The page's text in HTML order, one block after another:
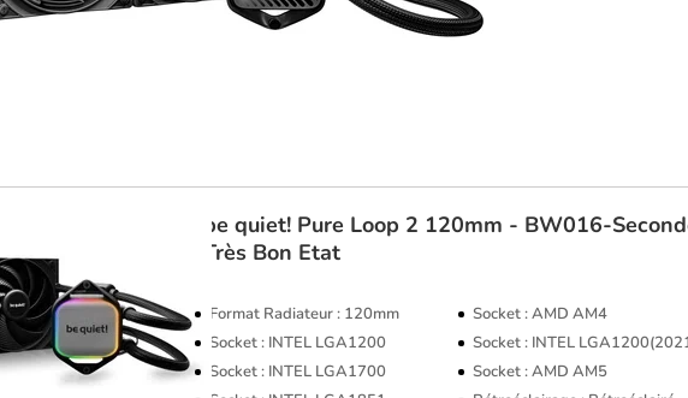
be quiet! Pure Loop 2 120mm - BW016-
Très Bon Etat
Format Radiateur : 120mm
Socket : AMD AM4
Socket : INTEL LGA1200
Socket : INTEL
Socket : INTEL LGA1700
Socket : AMD AM5